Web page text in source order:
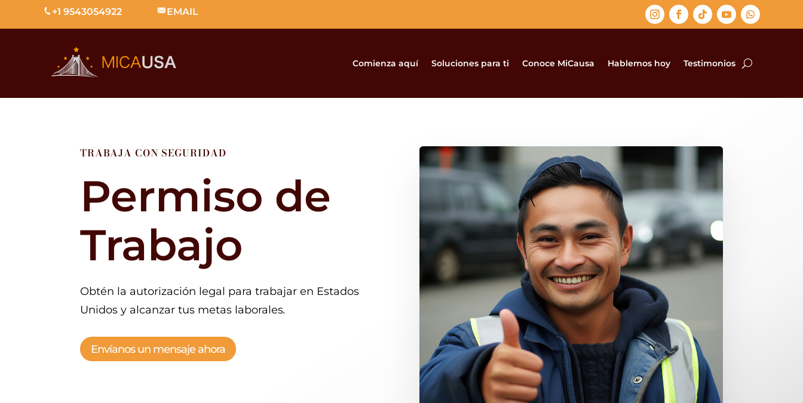
+1 9543054922 EMAIL
Comienza aquí Soluciones para ti Conoce MiCausa Hablemos hoy Testimonios
TRABAJA CON SEGURIDAD
Permiso de
Trabajo
Obtén la autorización legal para trabajar en Estados
Unidos y alcanzar tus metas laborales.
Envíanos un mensaje ahora